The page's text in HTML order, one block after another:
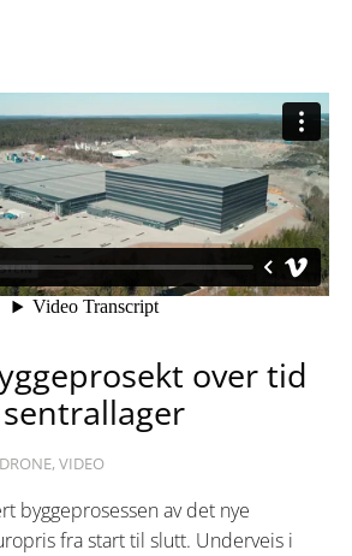
over tid
DRONE,VIDEO
byggeprosessen av det nye
fra start til slutt. Underveis i